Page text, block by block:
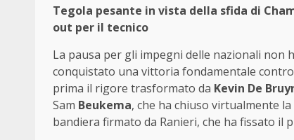
Tegola pesante in vista della sfida di
out per il tecnico
La pausa per gli impegni delle nazionali non
conquistato una vittoria fondamentale
prima il rigore trasformato da Kevin De
Sam Beukema, che ha chiuso virtualmente
bandiera firmato da Ranieri, che ha fissato il